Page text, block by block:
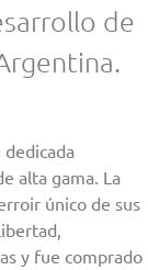
de
alta gama. La
único de sus
y fue comprado